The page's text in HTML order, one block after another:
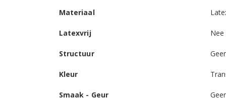
Materiaal
Latexvrij Nee
Structuur
Kleur
Smaak - Geur